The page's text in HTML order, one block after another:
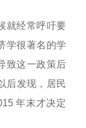
就经常呼吁要
学很著名的学
致这一政策后
后发现，居民
年末才决定